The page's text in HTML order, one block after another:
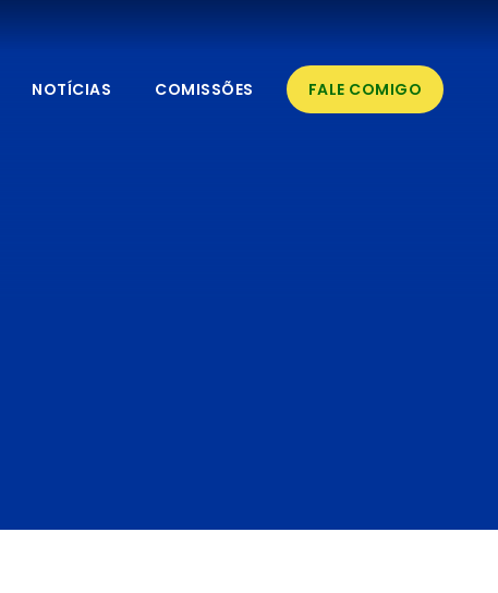
FALE COMIGO
NOTÍCIAS COMISSÕES